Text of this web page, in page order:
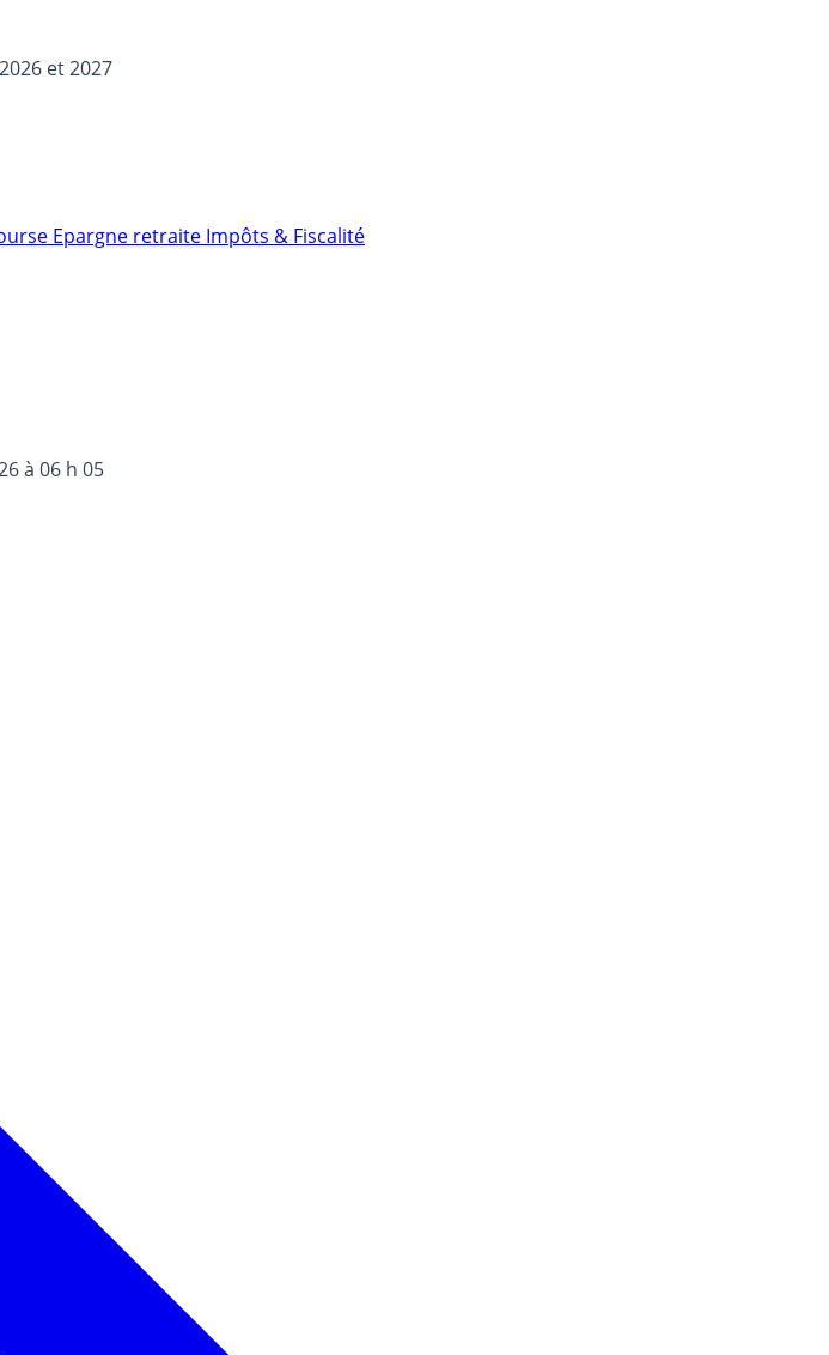
et 2027
Epargne retraite Impôts & Fiscalité
à 06 h 05